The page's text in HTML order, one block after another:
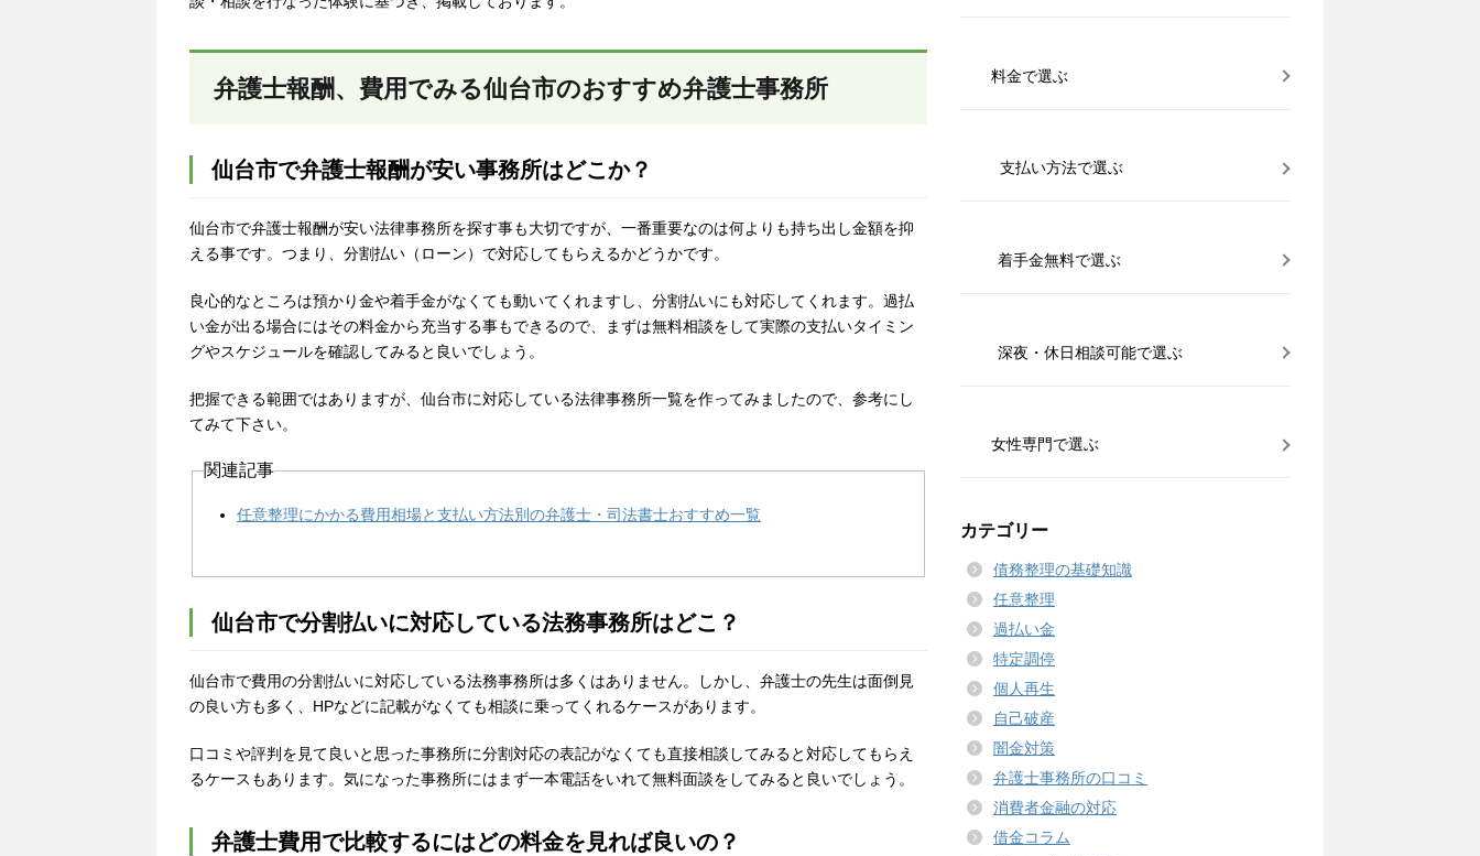
弁護士報酬、費用でみる仙台市のおすすめ弁護士事務所
仙台市で弁護士報酬が安い事務所はどこか？
仙台市で弁護士報酬が安い法律事務所を探す事も大切ですが、一番重要なのは何よりも持ち出し金額を抑
える事です。つまり、分割払い（ローン）で対応してもらえるかどうかです。
良心的なところは預かり金や着手金がなくても動いてくれますし、分割払いにも対応してくれます。過払
い金が出る場合にはその料金から充当する事もできるので、まずは無料相談をして実際の支払いタイミン
グやスケジュールを確認してみると良いでしょう。
把握できる範囲ではありますが、仙台市に対応している法律事務所一覧を作ってみましたので、参考にし
てみて下さい。
関連記事
任意整理にかかる費用相場と支払い方法別の弁護士・司法書士おすすめ一覧
仙台市で分割払いに対応している法務事務所はどこ？
仙台市で費用の分割払いに対応している法務事務所は多くはありません。しかし、弁護士の先生は面倒見
の良い方も多く、HPなどに記載がなくても相談に乗ってくれるケースがあります。
口コミや評判を見て良いと思った事務所に分割対応の表記がなくても直接相談してみると対応してもらえ
るケースもあります。気になった事務所にはまず一本電話をいれて無料面談をしてみると良いでしょう。
弁護士費用で比較するにはどの料金を見れば良いの？
料金で選ぶ
支払い方法で選ぶ
着手金無料で選ぶ
深夜・休日相談可能で選ぶ
女性専門で選ぶ
カテゴリー
債務整理の基礎知識
任意整理
過払い金
特定調停
個人再生
自己破産
闇金対策
弁護士事務所の口コミ
消費者金融の対応
借金コラム